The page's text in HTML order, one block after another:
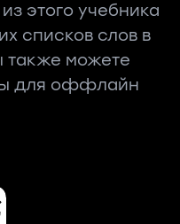
этого учебника
списков слов в
можете
для оффлайн